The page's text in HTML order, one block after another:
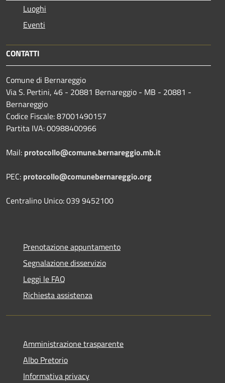
Luoghi
Eventi
CONTATTI
Comune di Bernareggio
Via S. Pertini, 46 - 20881 Bernareggio - MB - 20881 -
Bernareggio
Codice Fiscale: 87001490157
Partita IVA: 00988400966
Mail: protocollo@comune.bernareggio.mb.it
PEC: protocollo@comunebernareggio.org
Centralino Unico: 039 9452100
Prenotazione appuntamento
Segnalazione disservizio
Leggi le FAQ
Richiesta assistenza
Amministrazione trasparente
Albo Pretorio
Informativa privacy